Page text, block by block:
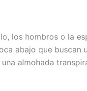
los hombros o la
abajo que
almohada